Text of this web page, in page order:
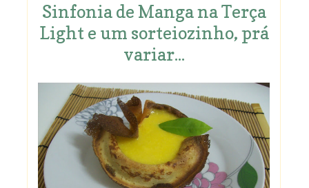
Sinfonia de Manga na Terça
Light e um sorteiozinho, prá
variar...